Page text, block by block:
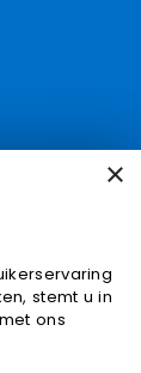
×
stemt u in
ons